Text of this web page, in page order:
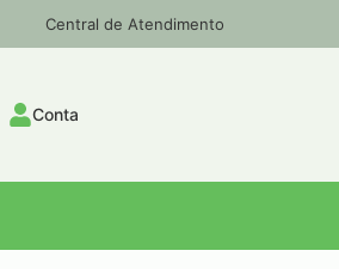
Central de Atendimento
Conta